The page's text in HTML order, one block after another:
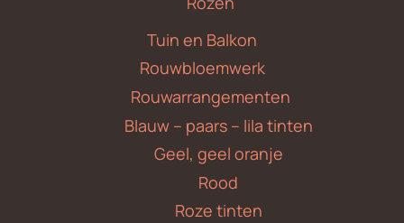
Tuin en Balkon
Rouwbloemwerk
Rouwarrangementen
Blauw – paars – lila tinten
Geel, geel oranje
Rood
Roze tinten